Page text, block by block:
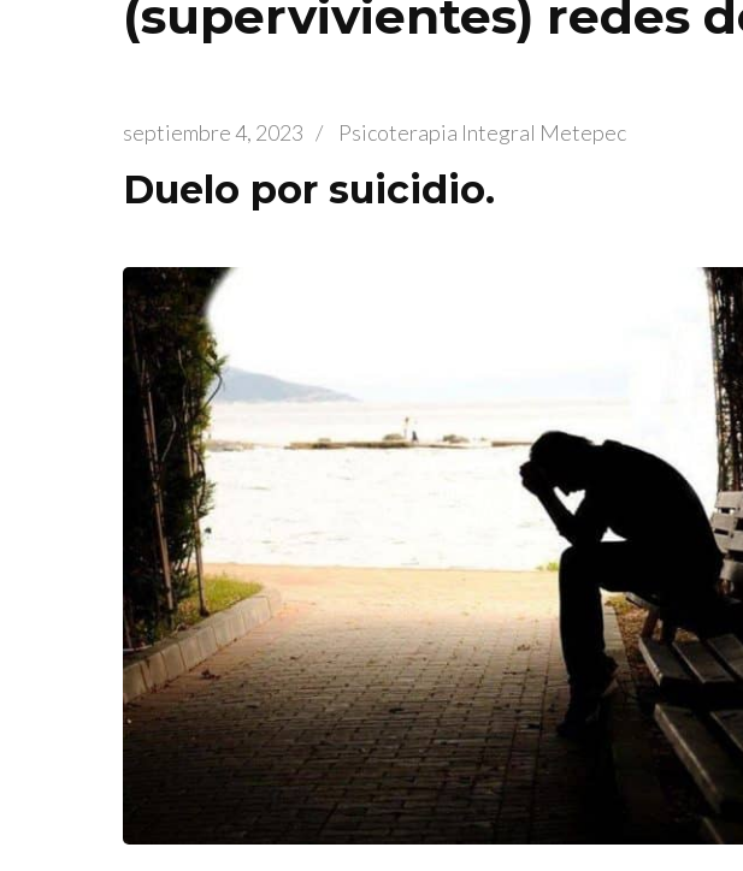
(supervivientes) redes
septiembre 4, 2023 / Psicoterapia Integral Metepec
Duelo por suicidio.